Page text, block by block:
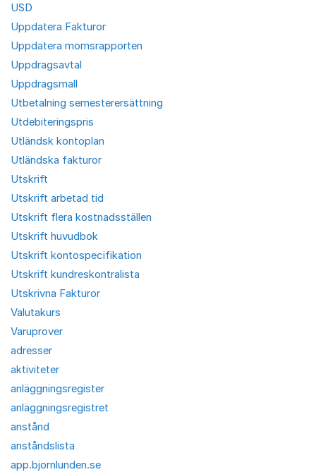
USD
Uppdatera Fakturor
Uppdatera momsrapporten
Uppdragsavtal
Uppdragsmall
Utbetalning semesterersättning
Utdebiteringspris
Utländsk kontoplan
Utländska fakturor
Utskrift
Utskrift arbetad tid
Utskrift flera kostnadsställen
Utskrift huvudbok
Utskrift kontospecifikation
Utskrift kundreskontralista
Utskrivna Fakturor
Valutakurs
Varuprover
adresser
aktiviteter
anläggningsregister
anläggningsregistret
anstånd
anståndslista
app.bjornlunden.se